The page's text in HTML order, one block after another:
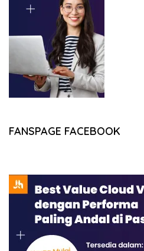
FANSPAGE FACEBOOK